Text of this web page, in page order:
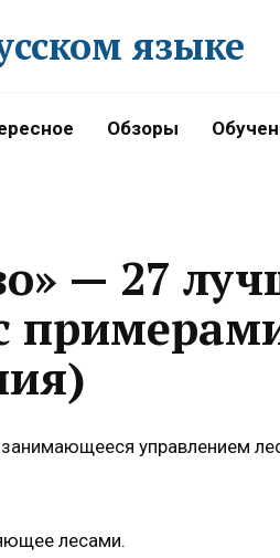
языке
Обзоры
— 27
управлением
лесами.